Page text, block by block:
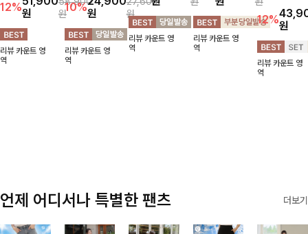
져 심플한 코디
에도 세련된 포
인트를 더해드리
며 깔끔한 스트
라이프 디테일로
유행 없이 오래
12%원
원
리뷰 카운트 영
역
으로 사랑스러운
감성 가득 담았
으며 나시 세트
구성으로 이너
걱정없이 손쉽게
코디 가능한 블
10%원
원
리뷰 카운트 영
역
블라우스🖤 브
이넥 카라 디자
인에 여유로운
소매핏 더해져
여리하면서도 시
리뷰 카운트 영
역
돋보이는 블라우
스- 여유로운 실
루엣과 물결 짜
임 소매 디테일
이 더해져 편안
리뷰 카운트 영
역
자연스러운 나시
와 버튼 원피스
가 함께 구성된
세트 아이템입니
다. 코디 고민 없
이 한 벌만으로
도 내추럴하면서
12%원
리뷰 카운트 영
역
언제 어디서나 특별한 팬츠 더보기